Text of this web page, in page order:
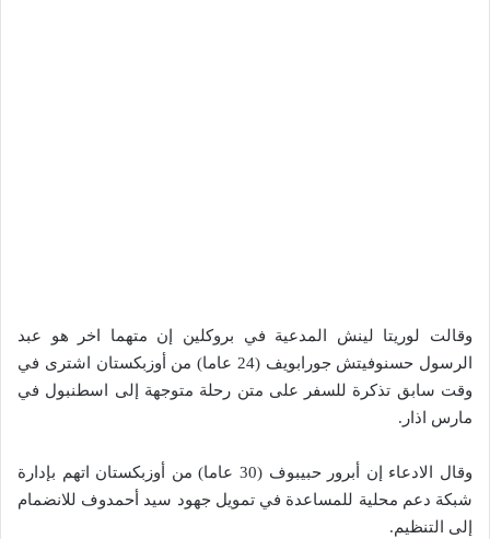
وقالت لوريتا لينش المدعية في بروكلين إن متهما اخر هو عبد
الرسول حسنوفيتش جورابويف (24 عاما) من أوزبكستان اشترى في
وقت سابق تذكرة للسفر على متن رحلة متوجهة إلى اسطنبول في
مارس اذار.
وقال الادعاء إن أبرور حبيبوف (30 عاما) من أوزبكستان اتهم بإدارة
شبكة دعم محلية للمساعدة في تمويل جهود سيد أحمدوف للانضمام
إلى التنظيم.